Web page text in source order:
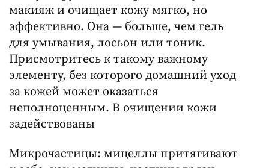
макияж и очищает кожу мягко, но
эффективно. Она — больше, чем гель
для умывания, лосьон или тоник.
Присмотритесь к такому важному
элементу, без которого домашний уход
за кожей может оказаться
неполноценным. В очищении кожи
задействованы
Микрочастицы: мицеллы притягивают